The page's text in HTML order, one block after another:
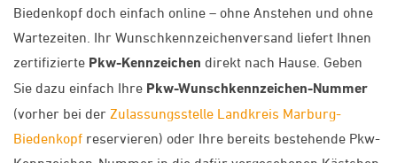
Biedenkopf doch einfach online – ohne Anstehen und ohne
Wartezeiten. Ihr Wunschkennzeichenversand liefert Ihnen
zertifizierte Pkw-Kennzeichen direkt nach Hause. Geben
Sie dazu einfach Ihre Pkw-Wunschkennzeichen-Nummer
(vorher bei der Zulassungsstelle Landkreis Marburg-
Biedenkopf reservieren) oder Ihre bereits bestehende Pkw-